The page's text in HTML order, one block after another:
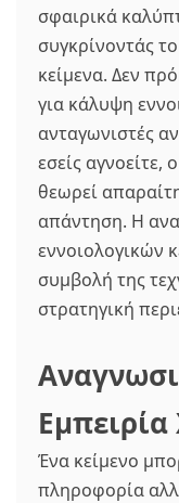
σφαιρικά
συγκρίνοντάς
κείμενα. Δεν
για κάλυψη
ανταγωνιστές
εσείς αγνοείτε,
θεωρεί
απάντηση. Η
εννοιολογικών
συμβολή της
στρατηγική
Ένα κείμενο
πληροφορία